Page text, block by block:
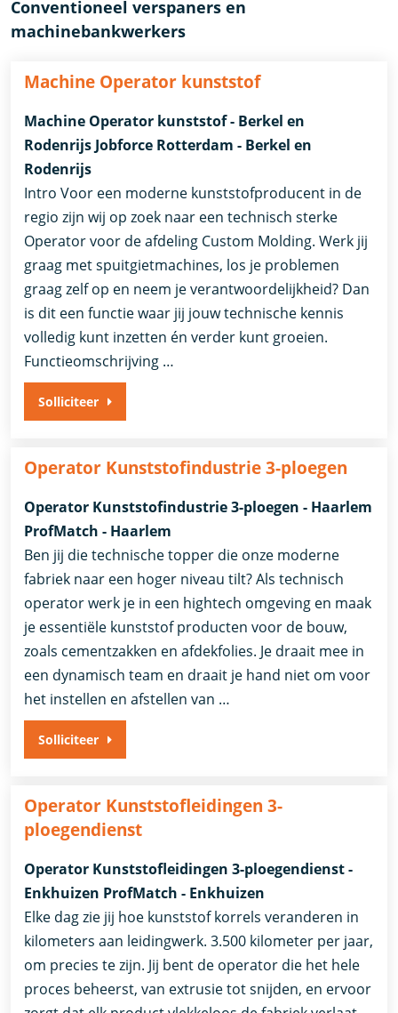
Conventioneel verspaners en
machinebankwerkers
Machine Operator kunststof
Machine Operator kunststof - Berkel en
Rodenrijs Jobforce Rotterdam - Berkel en
Rodenrijs
Intro Voor een moderne kunststofproducent in de
regio zijn wij op zoek naar een technisch sterke
Operator voor de afdeling Custom Molding. Werk jij
graag met spuitgietmachines, los je problemen
graag zelf op en neem je verantwoordelijkheid? Dan
is dit een functie waar jij jouw technische kennis
volledig kunt inzetten én verder kunt groeien.
Functieomschrijving …
Solliciteer
Operator Kunststofindustrie 3-ploegen
Operator Kunststofindustrie 3-ploegen - Haarlem
ProfMatch - Haarlem
Ben jij die technische topper die onze moderne
fabriek naar een hoger niveau tilt? Als technisch
operator werk je in een hightech omgeving en maak
je essentiële kunststof producten voor de bouw,
zoals cementzakken en afdekfolies. Je draait mee in
een dynamisch team en draait je hand niet om voor
het instellen en afstellen van …
Solliciteer
Operator Kunststofleidingen 3-
ploegendienst
Operator Kunststofleidingen 3-ploegendienst -
Enkhuizen ProfMatch - Enkhuizen
Elke dag zie jij hoe kunststof korrels veranderen in
kilometers aan leidingwerk. 3.500 kilometer per jaar,
om precies te zijn. Jij bent de operator die het hele
proces beheerst, van extrusie tot snijden, en ervoor